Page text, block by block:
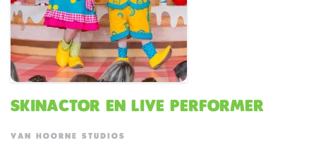
Skinactor en live performer
VAN HOORNE STUDIOS